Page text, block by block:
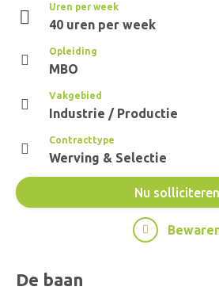
Uren per week
40 uren per week
Opleiding
MBO
Vakgebied
Industrie / Productie
Contracttype
Werving & Selectie
Nu solliciteren
De baan